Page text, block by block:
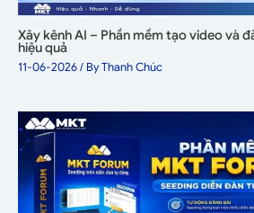
Xây kênh AI – Phần mềm tạo video và
hiệu quả
11-06-2026/ ByThanh Chúc